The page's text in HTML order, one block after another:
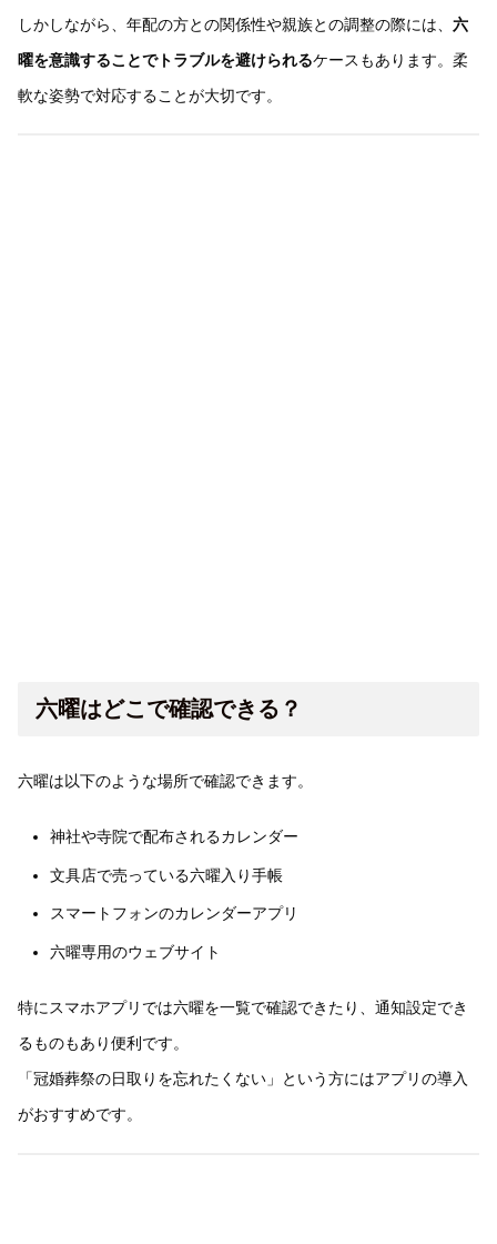
しかしながら、年配の方との関係性や親族との調整の際には、 六
曜を意識することでトラブルを避けられるケースもあります。柔
軟な姿勢で対応することが大切です。
六曜はどこで確認できる？
六曜は以下のような場所で確認できます。
神社や寺院で配布されるカレンダー
文具店で売っている六曜入り手帳
スマートフォンのカレンダーアプリ
六曜専用のウェブサイト
特にスマホアプリでは六曜を一覧で確認できたり、通知設定でき
るものもあり便利です。
「冠婚葬祭の日取りを忘れたくない」という方にはアプリの導入
がおすすめです。